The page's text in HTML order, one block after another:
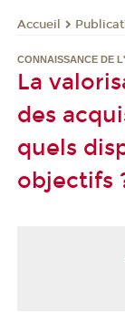
Accueil
CONNAISSANCE DE
La
des
quels
objectifs